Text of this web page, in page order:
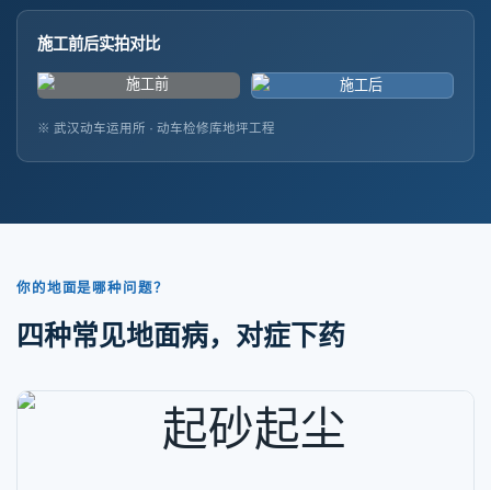
施工前后实拍对比
※ 武汉动车运用所 · 动车检修库地坪工程
你的地面是哪种问题？
四种常见地面病，对症下药